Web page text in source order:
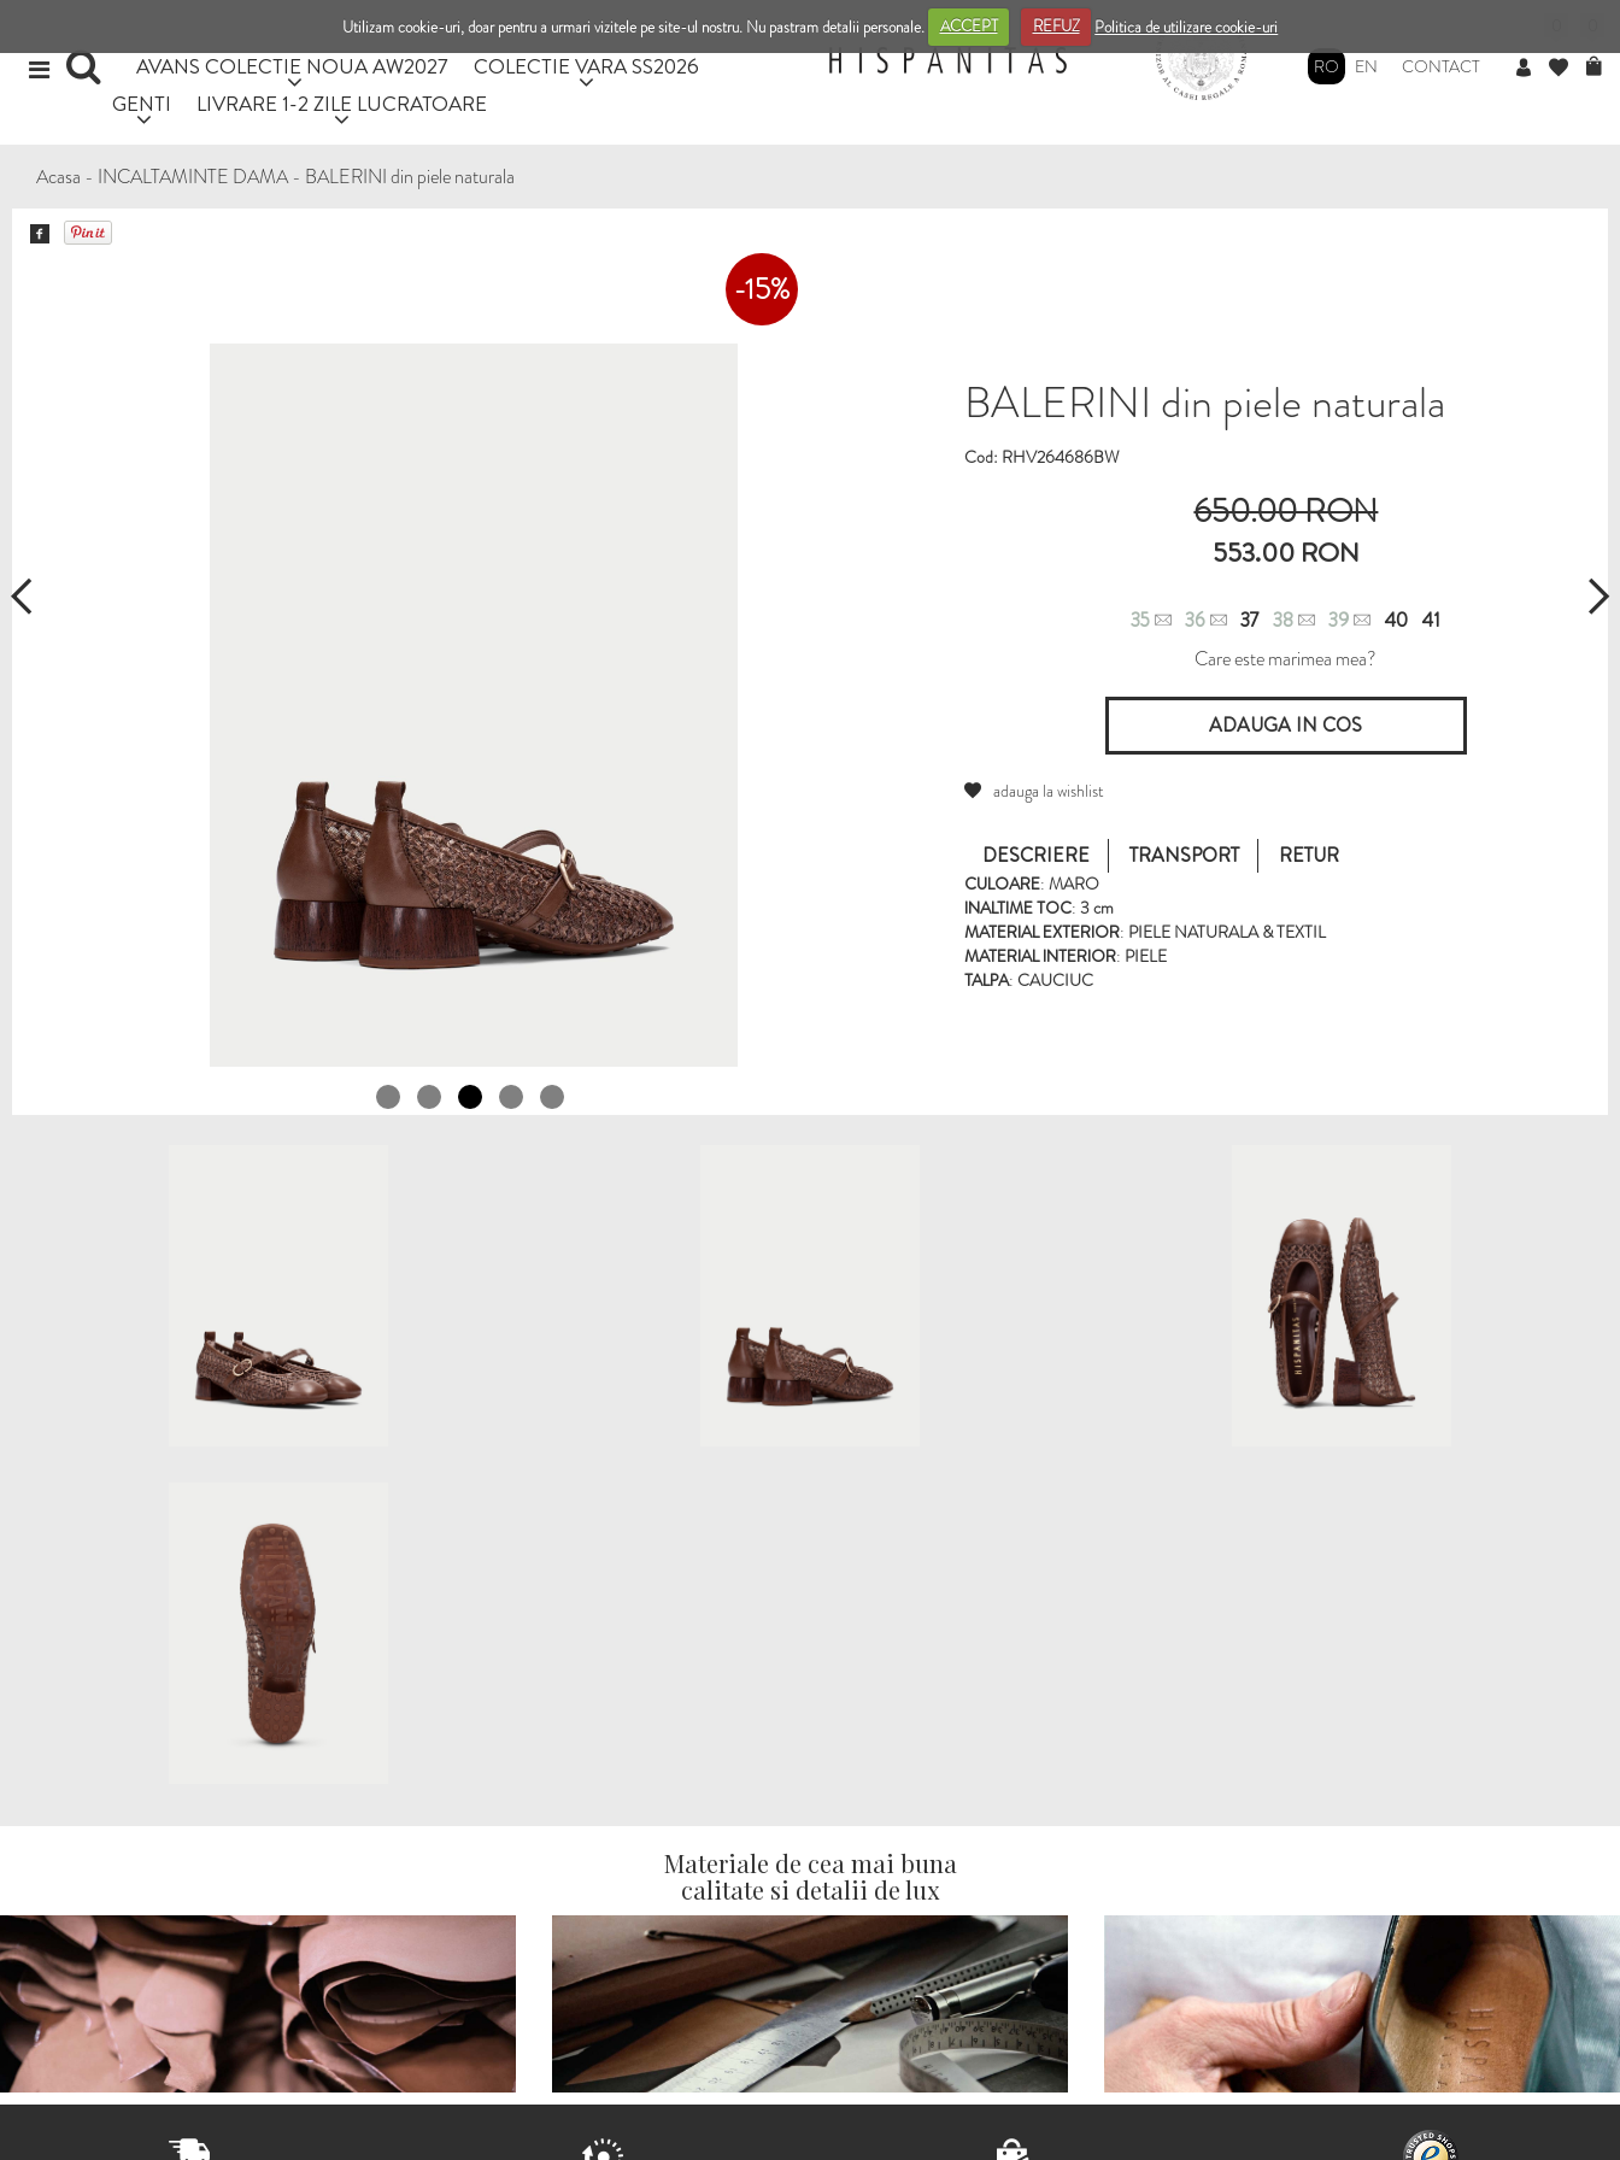
Utilizam cookie-uri, doar pentru a urmari vizitele pe site-ul nostru. Nu pastram detalii personale. ACCEPT REFUZ Politica de utilizare cookie-uri
AVANS COLECTIE NOUA AW2027
COLECTIE VARA SS2026
GENTI
LIVRARE 1-2 ZILE LUCRATOARE
RO EN CONTACT
Acasa - INCALTAMINTE DAMA- BALERINI din piele naturala
-15%
BALERINI din piele naturala
Cod: RHV264686BW
650.00 RON
553.00 RON
35 36 37 38 39 40 41
Care este marimea mea?
adauga la wishlist
DESCRIERE TRANSPORT RETUR
CULOARE: MARO
INALTIME TOC: 3 cm
MATERIAL EXTERIOR: PIELE NATURALA & TEXTIL
MATERIAL INTERIOR: PIELE
TALPA: CAUCIUC
Materiale de cea mai buna
calitate si detalii de lux